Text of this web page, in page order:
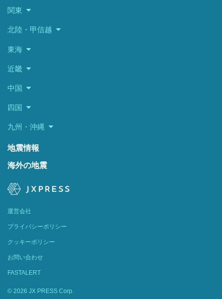
関東
北陸・甲信越
東海
近畿
中国
四国
九州・沖縄
地震情報
海外の地震
運営会社
プライバシーポリシー
クッキーポリシー
お問い合わせ
FASTALERT
© 2026 JX PRESS Corp.